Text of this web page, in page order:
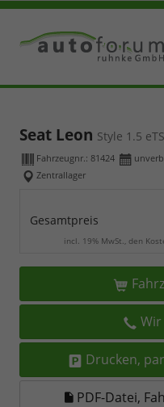
Seat Leon Style 1.5
Fahrzeugnr.: 81424
Zentrallager
Gesamtpreis
incl. 19% MwSt., den
Wir
Drucken,
PDF-Datei,